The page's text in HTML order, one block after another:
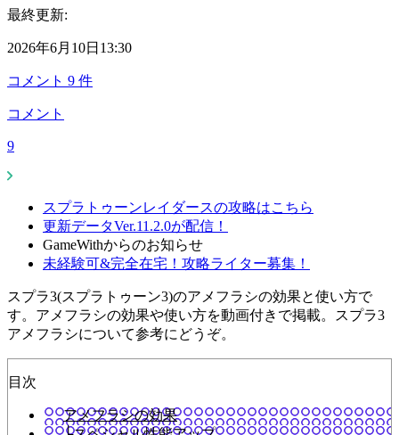
最終更新:
2026年6月10日13:30
コメント 9 件
コメント
9
スプラトゥーンレイダースの攻略はこちら
更新データVer.11.2.0が配信！
GameWithからのお知らせ
未経験可&完全在宅！攻略ライター募集！
スプラ3(スプラトゥーン3)のアメフラシの効果と使い方で
す。アメフラシの効果や使い方を動画付きで掲載。スプラ3
アメフラシについて参考にどうぞ。
目次
アメフラシの効果